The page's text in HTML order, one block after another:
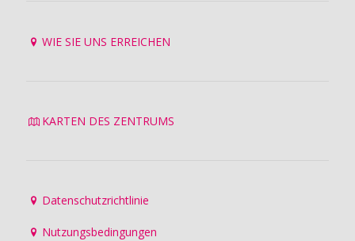
WIE SIE UNS ERREICHEN
KARTEN DES ZENTRUMS
Datenschutzrichtlinie
Nutzungsbedingungen